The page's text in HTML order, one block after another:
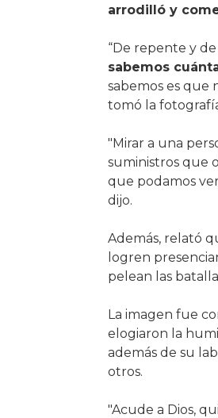
arrodilló y
“De repente y
sabemos
sabemos es que
tomó la
"Mirar a una
suministros que
que podamos
dijo.
Además, relató
logren
pelean las
La imagen fue
elogiaron la
además de su
otros.
"Acude a Dios,